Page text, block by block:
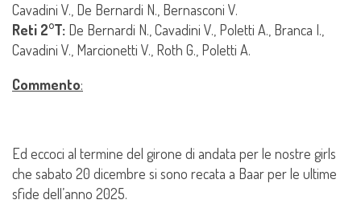
Cavadini V., De Bernardi N., Bernasconi V.
Reti 2°T: De Bernardi N., Cavadini V., Poletti A., Branca I.,
Cavadini V., Marcionetti V., Roth G., Poletti A.
Commento:
Ed eccoci al termine del girone di andata per le nostre girls
che sabato 20 dicembre si sono recata a Baar per le ultime
sfide dell’anno 2025.